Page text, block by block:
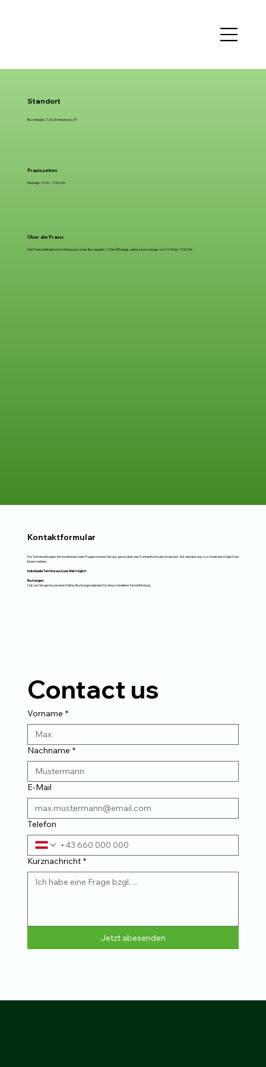
Standort
Boznerplatz 7, 6020 Innsbruck, AT
Praxiszeiten
Montags: 14.00 - 17.00 Uhr
Über die Praxis
Die Praxis befindet sich in Innsbruck, in der Boznerplatz 7. Die Öffnungszeiten sind montags von 14.00 bis 17.00 Uhr.
Kontaktformular
Für Terminanfragen, Informationen oder Fragen können Sie uns gerne über das Kontaktformular erreichen. Wir werden uns so schnell wie möglich bei
Ihnen melden.
Individuelle Termine auch per Mail möglich.
Buchungen:
Nutzen Sie gerne unseren Online-Buchungskalender für eine schnellere Terminfindung.
Contact us
Vorname *
Nachname *
E-Mail
Telefon
Kurznachricht *
Jetzt abesenden